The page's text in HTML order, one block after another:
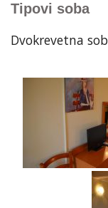
Tipovi soba
Dvokrevetna